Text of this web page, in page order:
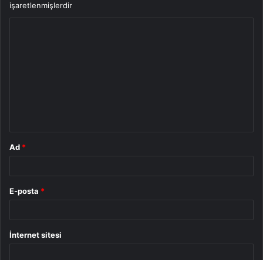
işaretlenmişlerdir
Ad *
E-posta *
İnternet sitesi